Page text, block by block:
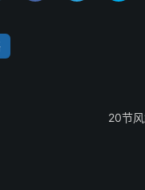
20节